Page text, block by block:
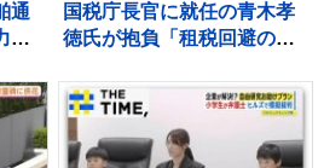
通
の
国税庁長官に就任の青木孝
徳氏が抱負「租税回避のス
われ、納税者の信頼を揺る
がす」